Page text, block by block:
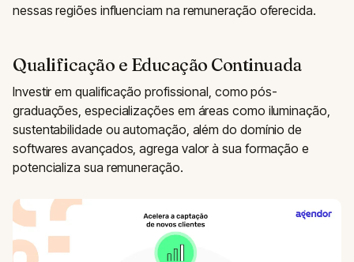
nessas regiões influenciam na remuneração oferecida.
Qualificação e Educação Continuada
Investir em qualificação profissional, como pós-
graduações, especializações em áreas como iluminação,
sustentabilidade ou automação, além do domínio de
softwares avançados, agrega valor à sua formação e
potencializa sua remuneração.